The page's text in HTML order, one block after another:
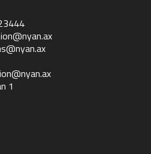
1